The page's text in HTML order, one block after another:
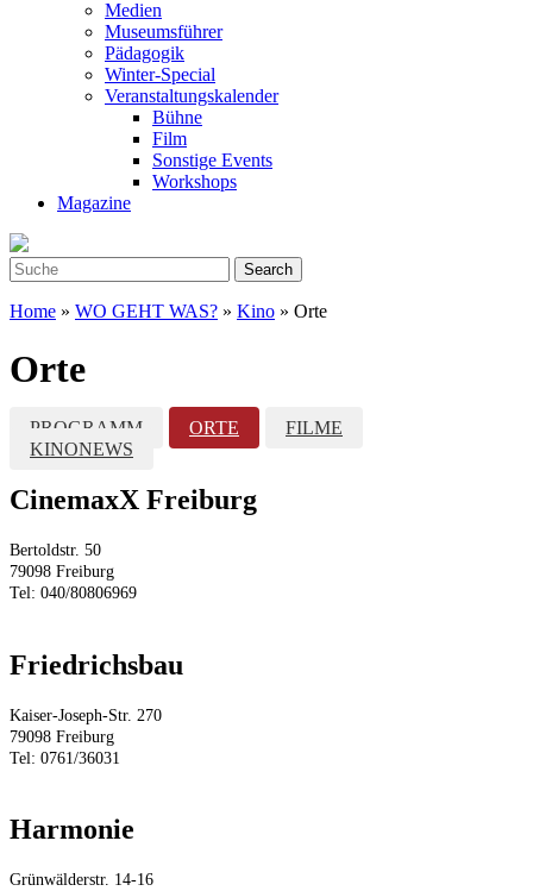
Medien
Museumsführer
Pädagogik
Winter-Special
Veranstaltungskalender
Bühne
Film
Sonstige Events
Workshops
Magazine
Home » WO GEHT WAS? » Kino » Orte
Orte
PROGRAMM ORTE
FILME
KINONEWS
CinemaxX Freiburg
Bertoldstr. 50
79098 Freiburg
Tel: 040/80806969
Friedrichsbau
Kaiser-Joseph-Str. 270
79098 Freiburg
Tel: 0761/36031
Harmonie
Grünwälderstr. 14-16